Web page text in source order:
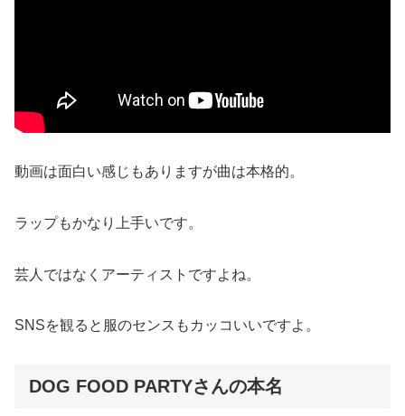
動画は面白い感じもありますが曲は本格的。
ラップもかなり上手いです。
芸人ではなくアーティストですよね。
SNSを観ると服のセンスもカッコいいですよ。
DOG FOOD PARTYさんの本名